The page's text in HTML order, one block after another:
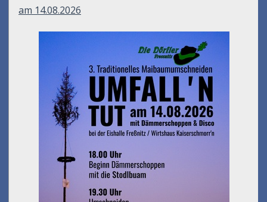
am 14.08.2026